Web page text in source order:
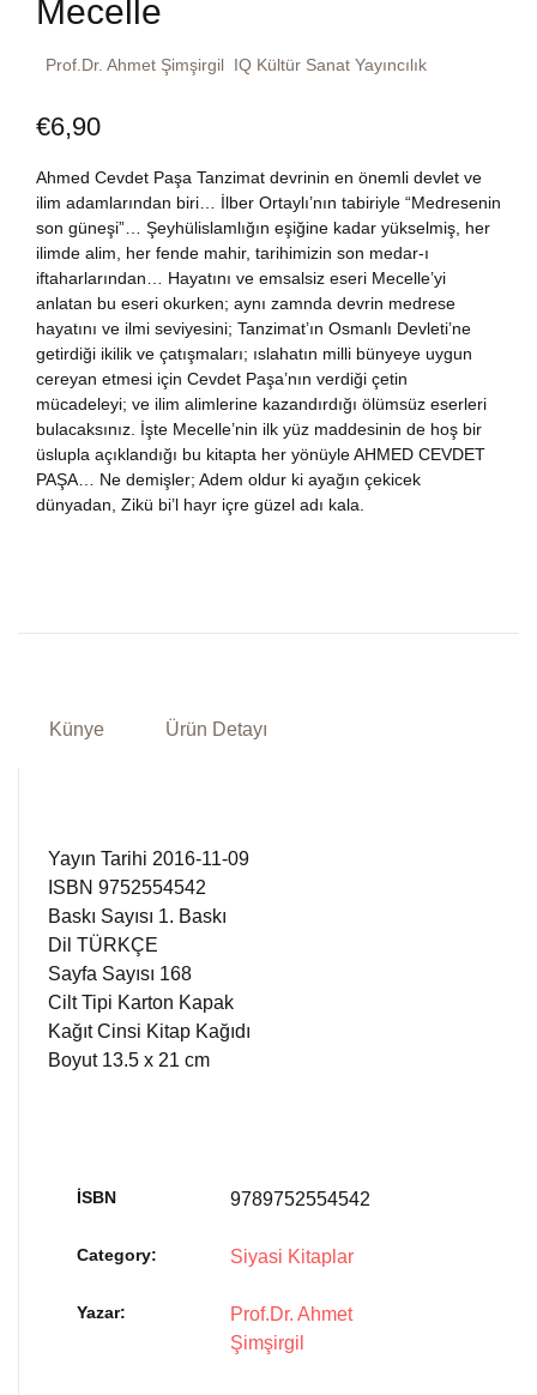
Fransızca
Ingilizce
Psikoloji
Siyasi
Bize Ulaşın
TR
Mecelle
Prof.Dr. Ahmet Şimşirgil IQ Kültür Sanat Yayıncılık
€6,90
Ahmed Cevdet Paşa Tanzimat devrinin en önemli devlet ve
ilim adamlarından biri… İlber Ortaylı’nın tabiriyle “Medresenin
son güneşi”… Şeyhülislamlığın eşiğine kadar yükselmiş, her
ilimde alim, her fende mahir, tarihimizin son medar-ı
iftaharlarından… Hayatını ve emsalsiz eseri Mecelle’yi
anlatan bu eseri okurken; aynı zamnda devrin medrese
hayatını ve ilmi seviyesini; Tanzimat’ın Osmanlı Devleti’ne
getirdiği ikilik ve çatışmaları; ıslahatın milli bünyeye uygun
cereyan etmesi için Cevdet Paşa’nın verdiği çetin
mücadeleyi; ve ilim alimlerine kazandırdığı ölümsüz eserleri
bulacaksınız. İşte Mecelle’nin ilk yüz maddesinin de hoş bir
üslupla açıklandığı bu kitapta her yönüyle AHMED CEVDET
PAŞA… Ne demişler; Adem oldur ki ayağın çekicek
dünyadan, Zikü bi’l hayr içre güzel adı kala.
Künye Ürün Detayı
Yayın Tarihi 2016-11-09
ISBN 9752554542
Baskı Sayısı 1. Baskı
Dil TÜRKÇE
Sayfa Sayısı 168
Cilt Tipi Karton Kapak
Kağıt Cinsi Kitap Kağıdı
Boyut 13.5 x 21 cm
İSBN 9789752554542
Category: Siyasi Kitaplar
Yazar
Prof.Dr. Ahmet
Şimşirgil